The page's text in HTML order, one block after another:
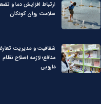
ارتباط افزایش دما و
سلامت روان کودکان
شفافیت و مدیریت
منافع؛ لازمه اصلاح نظام
دارویی